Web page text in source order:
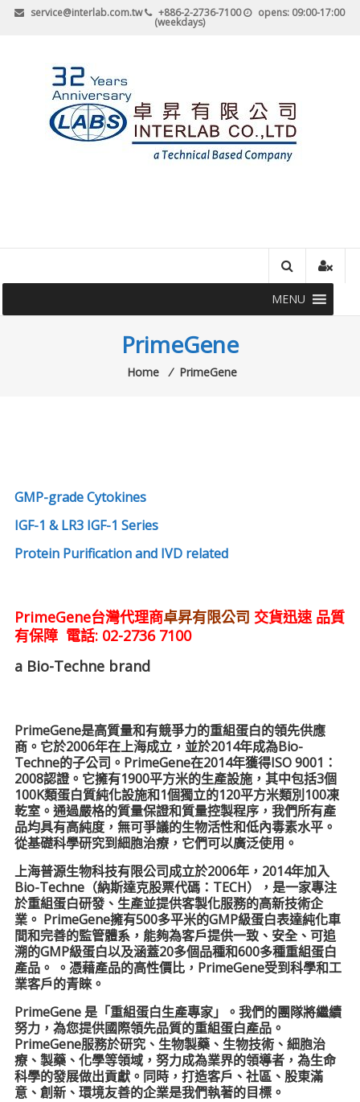
Skip
service@interlab.com.tw +886-2-2736-7100 opens: 09:00-17:00
(weekdays)
有
研
究
供
商
卓
昇
公
司
–
最
專
業
科
學
研
究
供
應
商
MENU
PrimeGene
Home ⁄ PrimeGene
GMP-grade Cytokines
IGF-1 & LR3 IGF-1 Series
Protein Purification and IVD related
PrimeGene台灣代理商卓昇有限公司 交貨迅速 品質
有保障 電話: 02-2736 7100
a Bio-Techne brand
PrimeGene是高質量和有競爭力的重組蛋白的領先供應
商。它於2006年在上海成立，並於2014年成為Bio-
Techne的子公司。PrimeGene在2014年獲得ISO 9001：
2008認證。它擁有1900平方米的生產設施，其中包括3個
100K類蛋白質純化設施和1個獨立的120平方米類別100凍
乾室。通過嚴格的質量保證和質量控製程序，我們所有產
品均具有高純度，無可爭議的生物活性和低內毒素水平。
從基礎科學研究到細胞治療，它們可以廣泛使用。
上海普源生物科技有限公司成立於2006年，2014年加入
Bio-Techne（納斯達克股票代碼：TECH），是一家專注
於重組蛋白研發、生產並提供客製化服務的高新技術企
業。 PrimeGene擁有500多平米的GMP級蛋白表達純化車
間和完善的監管體系，能夠為客戶提供一致、安全、可追
溯的GMP級蛋白以及涵蓋20多個品種和600多種重組蛋白
產品。 。憑藉產品的高性價比，PrimeGene受到科學和工
業客戶的青睞。
PrimeGene 是「重組蛋白生產專家」。我們的團隊將繼續
努力，為您提供國際領先品質的重組蛋白產品。
PrimeGene服務於研究、生物製藥、生物技術、細胞治
療、製藥、化學等領域，努力成為業界的領導者，為生命
科學的發展做出貢獻。同時，打造客戶、社區、股東滿
意、創新、環境友善的企業是我們執著的目標。